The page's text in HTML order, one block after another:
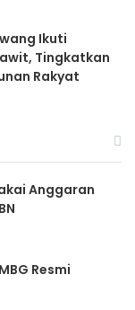
Ikuti
Tingkatkan
Rakyat
Anggaran
Resmi